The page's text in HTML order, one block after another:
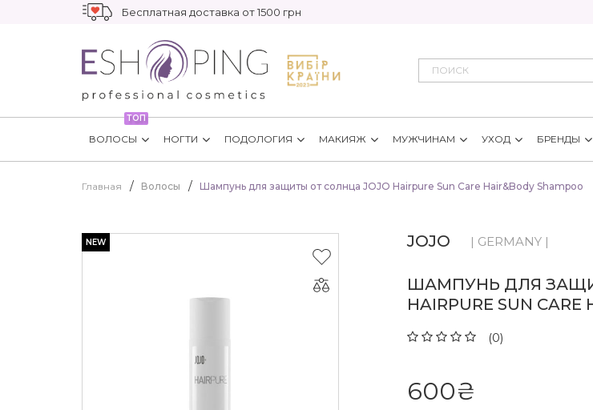
Бесплатная доставка от 1500 грн
ТОП
ВОЛОСЫ НОГТИ ПОДОЛОГИЯ МАКИЯЖ МУЖЧИНАМ УХОД БРЕНДЫ
Главная Волосы Шампунь для защиты от солнца JOJO Hairpure Sun Care Hair&Body Shampoo
NEW JOJO | GERMANY |
ШАМПУНЬ ДЛЯ
HAIRPURE SUN CARE
(0)
600₴